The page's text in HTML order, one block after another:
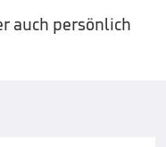
auch persönlich